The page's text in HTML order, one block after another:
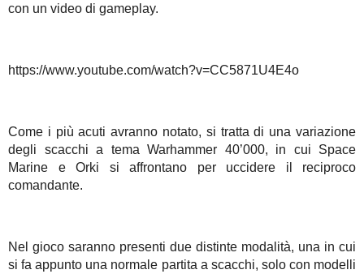
con un video di gameplay.
https://www.youtube.com/watch?v=CC5871U4E4o
Come i più acuti avranno notato, si tratta di una variazione
degli scacchi a tema Warhammer 40’000, in cui Space
Marine e Orki si affrontano per uccidere il reciproco
comandante.
Nel gioco saranno presenti due distinte modalità, una in cui
si fa appunto una normale partita a scacchi, solo con modelli